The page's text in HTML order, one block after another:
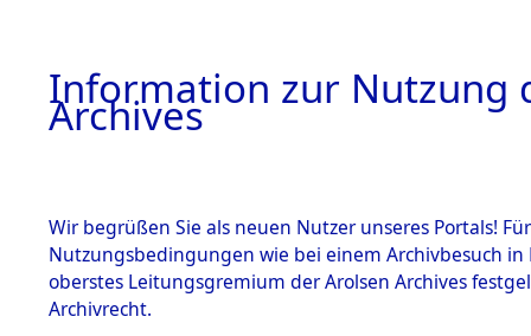
Information zur Nutzung
Archives
Wir begrüßen Sie als neuen Nutzer unseres Portals!
Nutzungsbedingungen wie bei einem Archivbesuch
oberstes Leitungsgremium der Arolsen Archives
Archivrecht.